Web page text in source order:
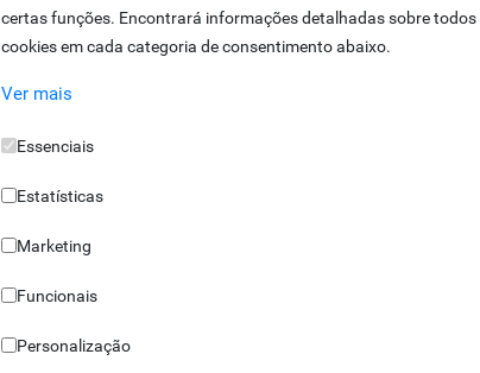
certas funções. Encontrará informações detalhadas sobre todos
cookies em cada categoria de consentimento abaixo.
Ver mais
Essenciais
Estatísticas
Marketing
Funcionais
Personalização